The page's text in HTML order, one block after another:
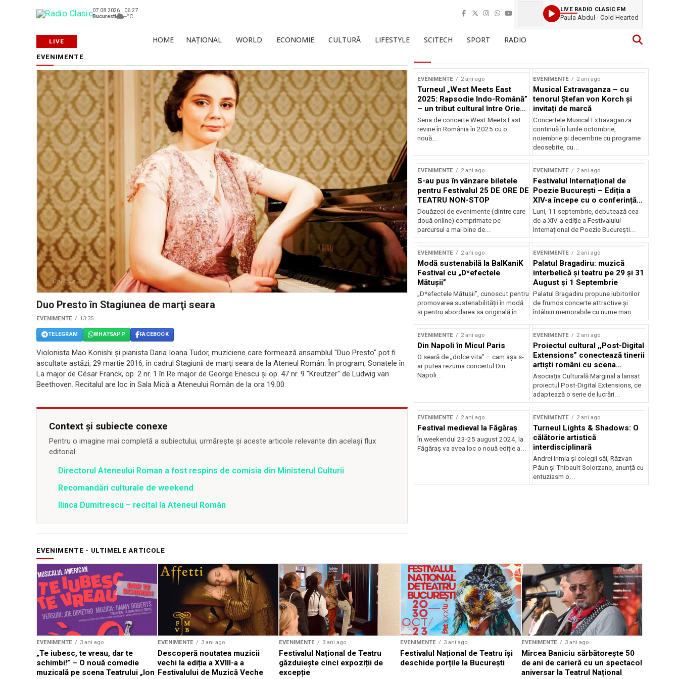
07.08.2026 | 06:27
Bucuresti
--°C
LIVE RADIO CLASIC FM
Paula Abdul - Cold Hearted
HOME NAȚIONAL WORLD ECONOMIE CULTURĂ LIFESTYLE SCITECH SPORT RADIO
EVENIMENTE
Duo Presto în Stagiunea de marţi seara
EVENIMENTE 13:35
TELEGRAM WHATSAPP FACEBOOK
Violonista Mao Konishi şi pianista Daria Ioana Tudor, muziciene care formează ansamblul "Duo Presto" pot fi
ascultate astăzi, 29 martie 2016, în cadrul Stagiunii de marţi seara de la Ateneul Român. În program, Sonatele în
La major de César Franck, op. 2 nr. 1 în Re major de George Enescu şi op. 47 nr. 9 "Kreutzer" de Ludwig van
Beethoven. Recitalul are loc în Sala Mică a Ateneului Român de la ora 19.00.
Context și subiecte conexe
Pentru o imagine mai completă a subiectului, urmărește și aceste articole relevante din același flux
editorial.
Directorul Ateneului Roman a fost respins de comisia din Ministerul Culturii
Recomandări culturale de weekend
Ilinca Dumitrescu – recital la Ateneul Român
EVENIMENTE 2 ani ago
Turneul „West Meets East
2025: Rapsodie Indo-Română”
– un tribut cultural între Orient
și Occident
Seria de concerte West Meets East
revine în România în 2025 cu o
nouă...
EVENIMENTE 2 ani ago
Musical Extravaganza – cu
tenorul Ștefan von Korch și
invitați de marcă
Concertele Musical Extravaganza
continuă în lunile octombrie,
noiembrie şi decembrie cu programe
deosebite, cu...
EVENIMENTE 2 ani ago
S-au pus în vânzare biletele
pentru Festivalul 25 DE ORE DE
TEATRU NON-STOP
Douăzeci de evenimente (dintre care
două online) comprimate pe
parcursul a mai bine de...
EVENIMENTE 2 ani ago
Festivalul Internațional de
Poezie București – Ediția a
XIV-a începe cu o conferință
despre limba română
susținută de Marco Lucchesi
Luni, 11 septembrie, debutează cea
de-a XIV-a ediție a Festivalului
Internațional de Poezie București...
EVENIMENTE 2 ani ago
Modă sustenabilă la BalKaniK
Festival cu „D*efectele
Mătușii”
„D*efectele Mătușii”, cunoscut pentru
promovarea sustenabilității în modă
și pentru abordarea sa originală în...
EVENIMENTE 2 ani ago
Palatul Bragadiru: muzică
interbelică şi teatru pe 29 şi 31
August şi 1 Septembrie
Palatul Bragadiru propune iubitorilor
de frumos concerte attractive şi
întâlniri memorabile cu nume mari...
EVENIMENTE 2 ani ago
Din Napoli în Micul Paris
O seară de „dolce vita” – cam așa s-
ar putea rezuma concertul Din
Napoli...
EVENIMENTE 2 ani ago
Proiectul cultural ,,Post-Digital
Extensions” conectează tinerii
artiști români cu scena
internațională
Asociația Culturală Marginal a lansat
proiectul Post-Digital Extensions, ce
adaptează o serie de lucrări...
EVENIMENTE 2 ani ago
Festival medieval la Făgăraș
În weekendul 23-25 august 2024, la
Făgăraș va avea loc o nouă ediție a...
EVENIMENTE 2 ani ago
Turneul Lights & Shadows: O
călătorie artistică
interdisciplinară
Andrei Irimia și colegii săi, Răzvan
Păun și Thibault Solorzano, anunță cu
entuziasm o...
EVENIMENTE - ULTIMELE ARTICOLE
EVENIMENTE 3 ani ago
„Te iubesc, te vreau, dar te
schimbi!” – O nouă comedie
muzicală pe scena Teatrului „Ion
EVENIMENTE 3 ani ago
Descoperă noutatea muzicii
vechi la ediția a XVIII-a a
Festivalului de Muzică Veche
EVENIMENTE 3 ani ago
Festivalul Național de Teatru
găzduiește cinci expoziții de
excepție
EVENIMENTE 3 ani ago
Festivalul Național de Teatru își
deschide porțile la București
EVENIMENTE 3 ani ago
Mircea Baniciu sărbătorește 50
de ani de carieră cu un spectacol
aniversar la Teatrul Național